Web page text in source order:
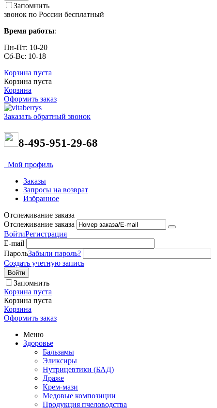
Запомнить
звонок по России бесплатный
Время работы:
Пн-Пт: 10-20
Сб-Вс: 10-18
Корзина пуста
Корзина пуста
Корзина
Оформить заказ
Заказать обратный звонок
8-495-951-29-68
Мой профиль
Заказы
Запросы на возврат
Избранное
Отслеживание заказа
Отслеживание заказа
ВойтиРегистрация
E-mail
ПарольЗабыли пароль?
Создать учетную запись
Войти
Запомнить
Корзина пуста
Корзина пуста
Корзина
Оформить заказ
Меню
Здоровье
Бальзамы
Эликсиры
Нутрицевтики (БАД)
Драже
Крем-мази
Медовые композиции
Продукция пчеловодства